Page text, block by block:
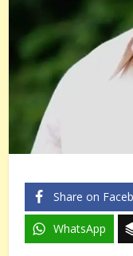
Share on
WhatsApp